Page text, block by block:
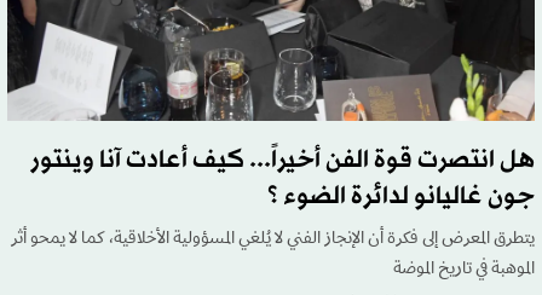
هل انتصرت قوة الفن أخيراً... كيف أعادت آنا وينتور
جون غاليانو لدائرة الضوء ؟
يتطرق المعرض إلى فكرة أن الإنجاز الفني لا يُلغي المسؤولية الأخلاقية، كما لا يمحو أثر
الموهبة في تاريخ الموضة